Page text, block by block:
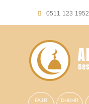
0511 123 1952
FAJR DHUHR